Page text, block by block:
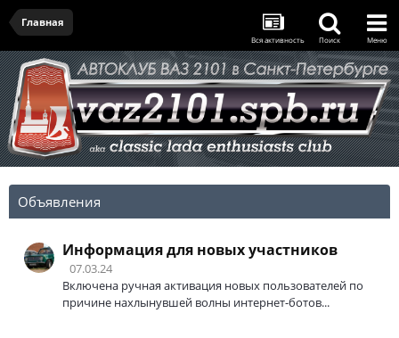
Главная
Вся активность Поиск Меню
Объявления
Информация для новых участников
07.03.24
Включена ручная активация новых пользователей по
причине нахлынувшей волны интернет-ботов...